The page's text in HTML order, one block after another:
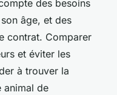
des besoins
âge, et des
contrat. Comparer
et éviter les
à trouver la
animal de